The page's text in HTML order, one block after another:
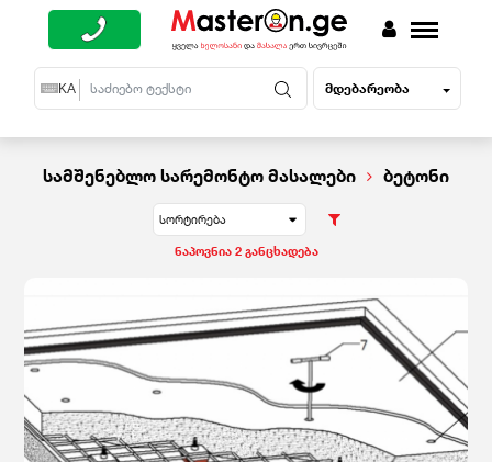
EN KA RU მდებარეობა
სამშენებლო სარემონტო მასალები ბეტონი
სორტირება
ნაპოვნია 2 განცხადება